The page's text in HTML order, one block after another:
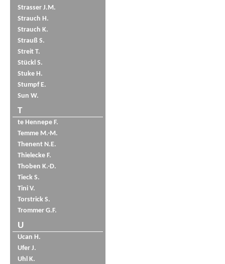
Strasser J.M.
Strauch H.
Strauch K.
Strauß S.
Streit T.
Stückl S.
Stuke H.
Stumpf E.
Sun W.
T
te Hennepe F.
Temme M.-M.
Thenent N.E.
Thielecke F.
Thoben K.-D.
Tieck S.
Tini V.
Torstrick S.
Trommer G.F.
U
Ucan H.
Ufer J.
Uhl K.